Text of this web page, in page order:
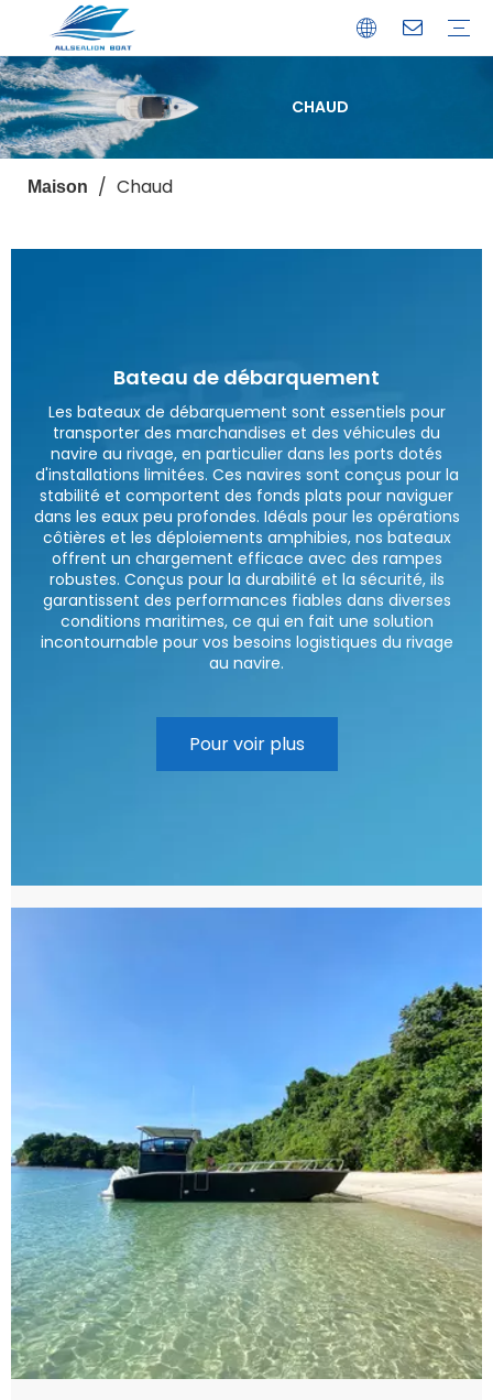
CHAUD
Maison / Chaud
Bateau de débarquement
Les bateaux de débarquement sont essentiels pour
transporter des marchandises et des véhicules du
navire au rivage, en particulier dans les ports dotés
d'installations limitées. Ces navires sont conçus pour la
stabilité et comportent des fonds plats pour naviguer
dans les eaux peu profondes. Idéals pour les opérations
côtières et les déploiements amphibies, nos bateaux
offrent un chargement efficace avec des rampes
robustes. Conçus pour la durabilité et la sécurité, ils
garantissent des performances fiables dans diverses
conditions maritimes, ce qui en fait une solution
incontournable pour vos besoins logistiques du rivage
au navire.
Pour voir plus